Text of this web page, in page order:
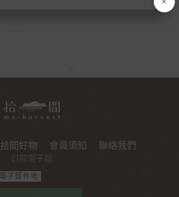
拾間好物 會員須知 聯絡我們
訂閱電子報